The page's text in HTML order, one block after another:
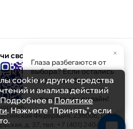
свою скидку
ИНН 391103608694 ОГРНИП
Федерация, 236006, г.
д. 37, тел. +7 (401) 240-30-53
cookie и другие средства
и анализа действий
Подробнее вПолитике
. Нажмите "Принять", если
×
Глаза разбегаются от
выбора? Если остались
вопросы по брендам
или характеристикам
— пишите, мы онлайн!